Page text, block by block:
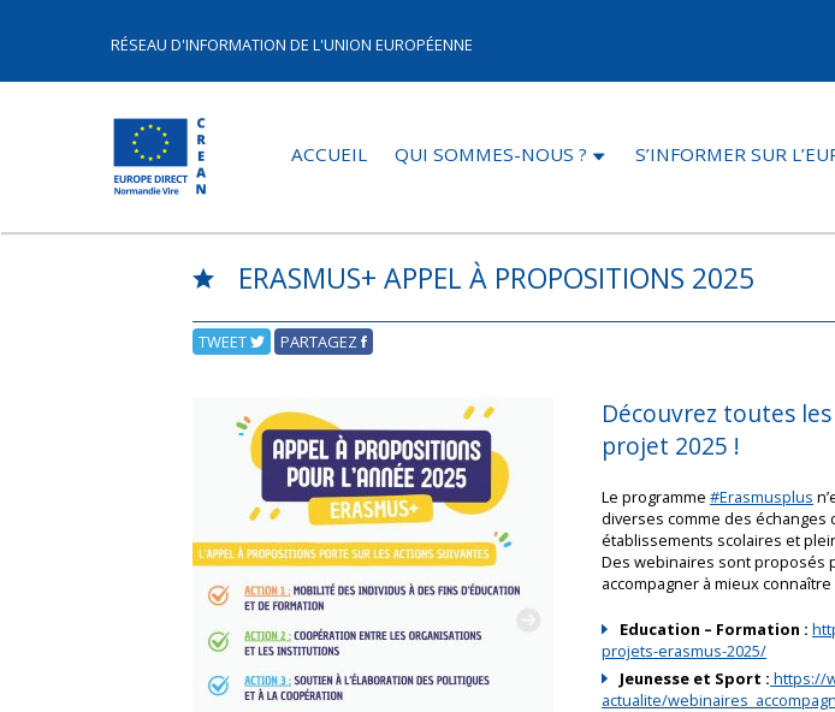
RÉSEAU D'INFORMATION DE L'UNION EUROPÉENNE
ACCUEIL QUI SOMMES-NOUS ? S’INFORMER SUR
ERASMUS+ APPEL À PROPOSITIONS 2025
TWEET PARTAGEZ
Découvrez toutes
projet 2025 !
Le programme #Erasmusplus
diverses comme des
établissements scolaires et
Des webinaires sont proposés
accompagner à mieux
Education – Formation :
projets-erasmus-2025/
Jeunesse et Sport : https://
actualite/